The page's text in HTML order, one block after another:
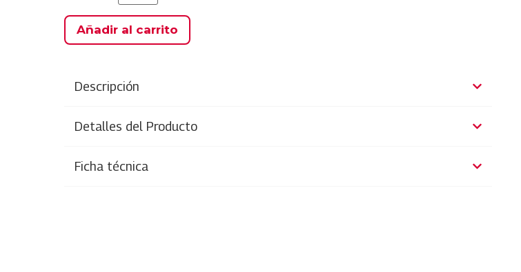
Añadir al carrito
Descripción
Detalles del Producto
Ficha técnica